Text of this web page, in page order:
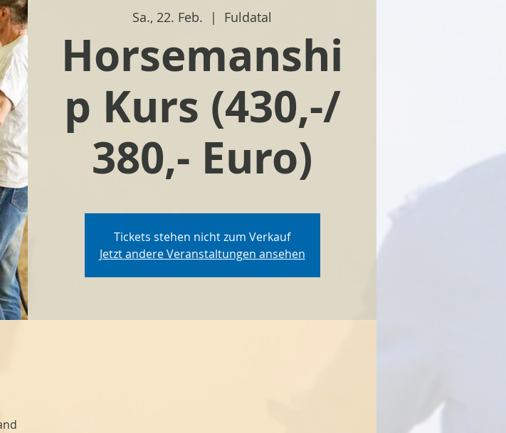
Sa., 22. Feb.
  |
Fuldatal
Horsemanshi
p Kurs (430,-/
380,- Euro)
Tickets stehen nicht zum Verkauf
Jetzt andere Veranstaltungen ansehen